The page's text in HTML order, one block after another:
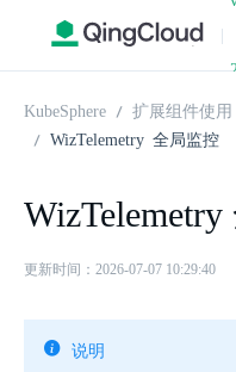
|
KubeSphere 扩展组件使用
WizTelemetry 全局监控
更新时间：2026-07-07 10:29:40
说明